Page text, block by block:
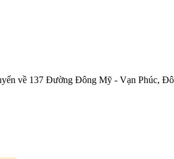
Đường Đông Mỹ - Vạn Phúc, Đông Mỹ,